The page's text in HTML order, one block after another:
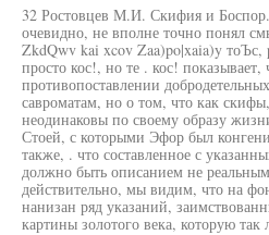
32 Ростовцев М.И. Скифия и
очевидно, не вполне точно понял
ZkdQwv kai xcov Zaa)po|xaia)y
просто кос!, но те . кос! показывает,
противопоставлении
савроматам, но о том, что как
неодинаковы по своему образу
Стоей, с которыми Эфор был
также, . что составленное с
должно быть описанием не
действительно, мы видим, что на
нанизан ряд указаний,
картины золотого века, которую так